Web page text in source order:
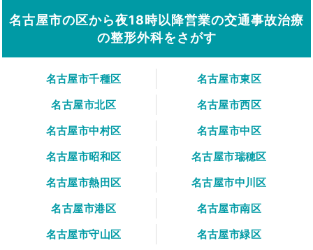
名古屋市の区から夜18時以降営業の交通事故治療
の整形外科をさがす
名古屋市千種区
名古屋市東区
名古屋市北区
名古屋市西区
名古屋市中村区
名古屋市中区
名古屋市昭和区
名古屋市瑞穂区
名古屋市熱田区
名古屋市中川区
名古屋市港区
名古屋市南区
名古屋市守山区
名古屋市緑区